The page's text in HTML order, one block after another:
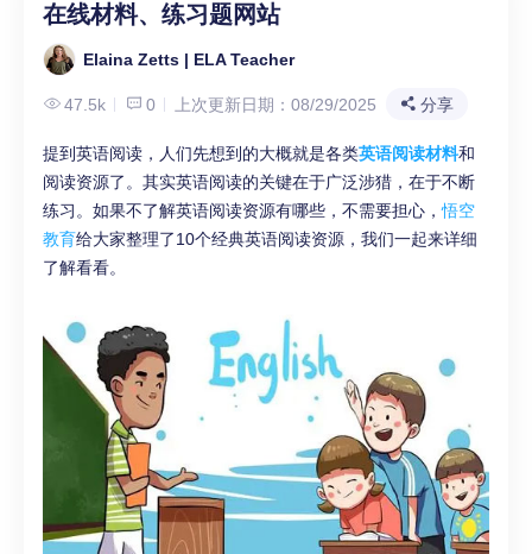
在线材料、练习题网站
Elaina Zetts | ELA Teacher
47.5k 0 上次更新日期：08/29/2025 分享
提到英语阅读，人们先想到的大概就是各类英语阅读材料和
阅读资源了。其实英语阅读的关键在于广泛涉猎，在于不断
练习。如果不了解英语阅读资源有哪些，不需要担心，悟空
教育给大家整理了10个经典英语阅读资源，我们一起来详细
了解看看。